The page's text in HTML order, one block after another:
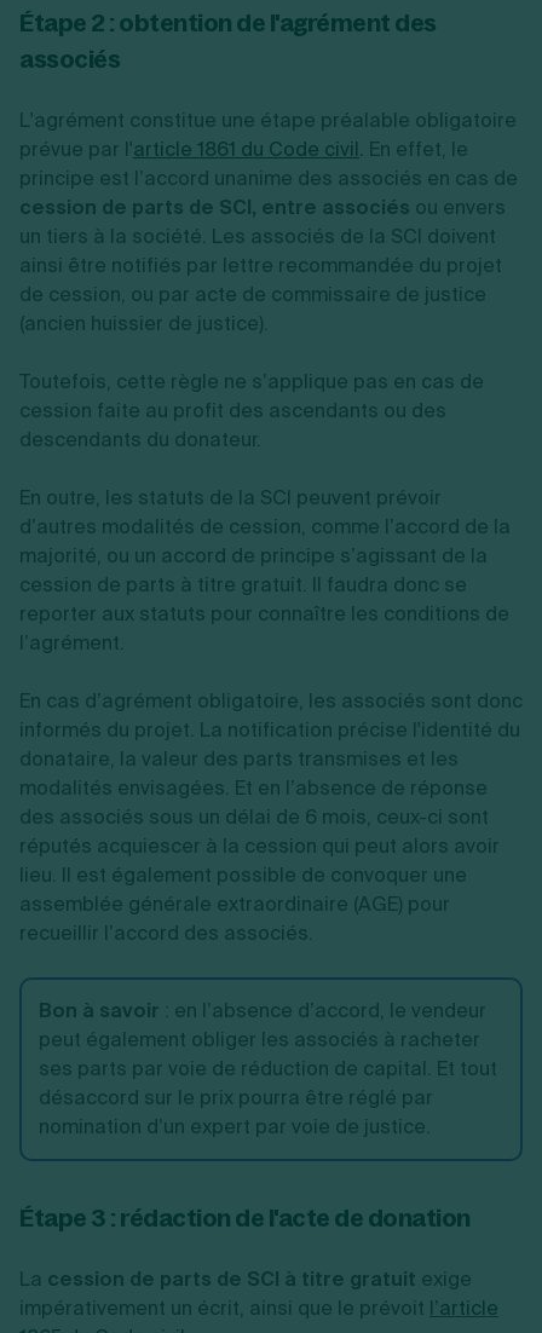
Étape 2 : obtention de l'agrément des
associés
L'agrément constitue une étape préalable obligatoire
prévue par l'article 1861 du Code civil. En effet, le
principe est l’accord unanime des associés en cas de
cession de parts de SCI, entre associés ou envers
un tiers à la société. Les associés de la SCI doivent
ainsi être notifiés par lettre recommandée du projet
de cession, ou par acte de commissaire de justice
(ancien huissier de justice).
Toutefois, cette règle ne s’applique pas en cas de
cession faite au profit des ascendants ou des
descendants du donateur.
En outre, les statuts de la SCI peuvent prévoir
d’autres modalités de cession, comme l’accord de la
majorité, ou un accord de principe s’agissant de la
cession de parts à titre gratuit. Il faudra donc se
reporter aux statuts pour connaître les conditions de
l’agrément.
En cas d’agrément obligatoire, les associés sont donc
informés du projet. La notification précise l'identité du
donataire, la valeur des parts transmises et les
modalités envisagées. Et en l’absence de réponse
des associés sous un délai de 6 mois, ceux-ci sont
réputés acquiescer à la cession qui peut alors avoir
lieu. Il est également possible de convoquer une
assemblée générale extraordinaire (AGE) pour
recueillir l’accord des associés.
Bon à savoir : en l’absence d’accord, le vendeur
peut également obliger les associés à racheter
ses parts par voie de réduction de capital. Et tout
désaccord sur le prix pourra être réglé par
nomination d’un expert par voie de justice.
Étape 3 : rédaction de l'acte de donation
La cession de parts de SCI à titre gratuit exige
impérativement un écrit, ainsi que le prévoit l’article